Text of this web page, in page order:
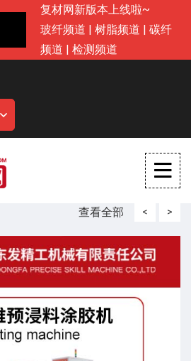
复材网新版本上线啦~
玻纤频道 | 树脂频道 | 碳纤
频道 | 检测频道
查看全部 < >